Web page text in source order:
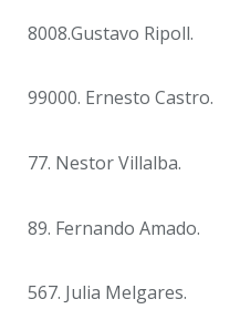
8008.Gustavo Ripoll.
99000. Ernesto Castro.
77. Nestor Villalba.
89. Fernando Amado.
567. Julia Melgares.